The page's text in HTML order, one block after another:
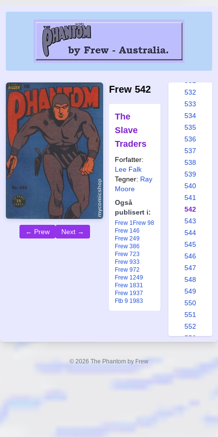
← Prew Next →
Frew 542
The
Slave
Traders
Forfatter:
Lee Falk
Tegner: Ray
Moore
Også
publisert i:
Frew 1 Frew 98
Frew 146
Frew 249
Frew 386
Frew 723
Frew 933
Frew 972
Frew 1249
Frew 1831
Frew 1937
Ftb 9 1983
525
532
533
534
535
536
537
538
539
540
541
542
543
544
545
546
547
548
549
550
551
552
553
© 2026 The Phantom by Frew